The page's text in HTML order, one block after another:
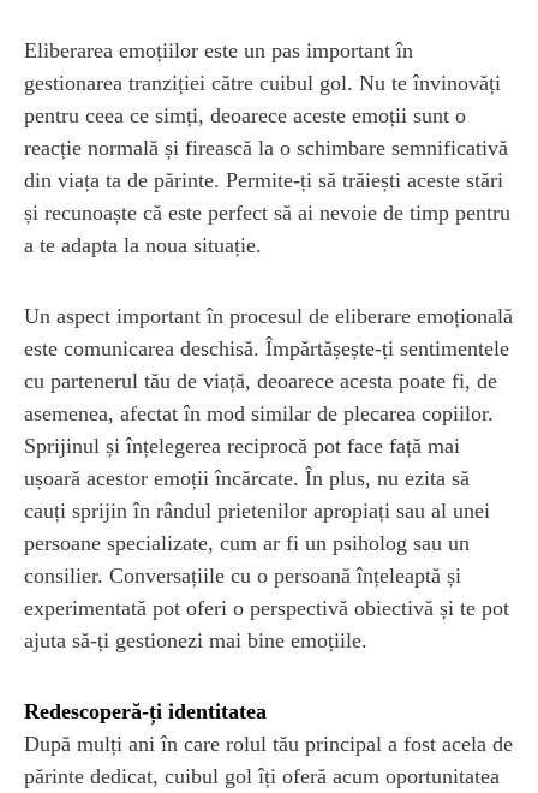
Eliberarea emoțiilor este un pas important în
gestionarea tranziției către cuibul gol. Nu te învinovăți
pentru ceea ce simți, deoarece aceste emoții sunt o
reacție normală și firească la o schimbare semnificativă
din viața ta de părinte. Permite-ți să trăiești aceste stări
și recunoaște că este perfect să ai nevoie de timp pentru
a te adapta la noua situație.
Un aspect important în procesul de eliberare emoțională
este comunicarea deschisă. Împărtășește-ți sentimentele
cu partenerul tău de viață, deoarece acesta poate fi, de
asemenea, afectat în mod similar de plecarea copiilor.
Sprijinul și înțelegerea reciprocă pot face față mai
ușoară acestor emoții încărcate. În plus, nu ezita să
cauți sprijin în rândul prietenilor apropiați sau al unei
persoane specializate, cum ar fi un psiholog sau un
consilier. Conversațiile cu o persoană înțeleaptă și
experimentată pot oferi o perspectivă obiectivă și te pot
ajuta să-ți gestionezi mai bine emoțiile.
Redescoperă-ți identitatea
După mulți ani în care rolul tău principal a fost acela de
părinte dedicat, cuibul gol îți oferă acum oportunitatea